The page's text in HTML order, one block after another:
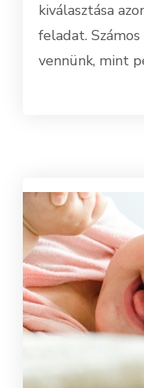
kiválasztása
feladat.
vennünk, mint